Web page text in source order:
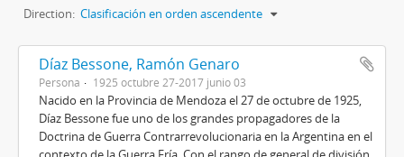
Direction: Clasificación en orden ascendente
Díaz Bessone, Ramón Genaro
Persona 1925 octubre 27-2017 junio 03
Nacido en la Provincia de Mendoza el 27 de octubre de 1925,
Díaz Bessone fue uno de los grandes propagadores de la
Doctrina de Guerra Contrarrevolucionaria en la Argentina en el